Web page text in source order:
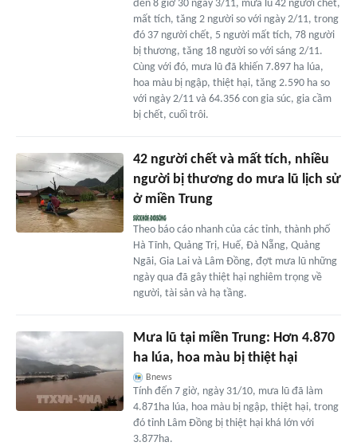
đến 8 giờ 30 ngày 3/11, mưa lũ 42 người chết,
mất tích, tăng 2 người so với ngày 2/11, trong
đó 37 người chết, 5 người mất tích, 78 người
bị thương, tăng 18 người so với sáng 2/11.
Cùng với đó, mưa lũ đã khiến 7.897 ha lúa,
hoa màu bị ngập, thiệt hại, tăng 2.590 ha so
với ngày 2/11 và 64.356 con gia súc, gia cầm
bị chết, cuối trôi.
42 người chết và mất tích, nhiều
người bị thương do mưa lũ lịch sử
ở miền Trung
Theo báo cáo nhanh của các tỉnh, thành phố
Hà Tĩnh, Quảng Trị, Huế, Đà Nẵng, Quảng
Ngãi, Gia Lai và Lâm Đồng, đợt mưa lũ những
ngày qua đã gây thiệt hại nghiêm trọng về
người, tài sản và hạ tầng.
Mưa lũ tại miền Trung: Hơn 4.870
ha lúa, hoa màu bị thiệt hại
Bnews
Tính đến 7 giờ, ngày 31/10, mưa lũ đã làm
4.871ha lúa, hoa màu bị ngập, thiệt hại, trong
đó tỉnh Lâm Đồng bị thiệt hại khá lớn với
3.877ha.